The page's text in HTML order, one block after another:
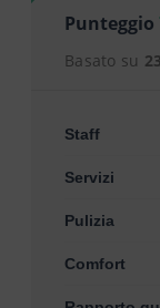
Punteggio
Basato su
Staff
Servizi
Pulizia
Comfort